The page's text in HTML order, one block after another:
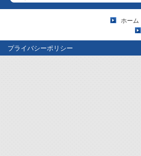
ホーム
プライバシーポリシー